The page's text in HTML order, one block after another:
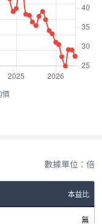
價
數據單位：倍
本益比
無